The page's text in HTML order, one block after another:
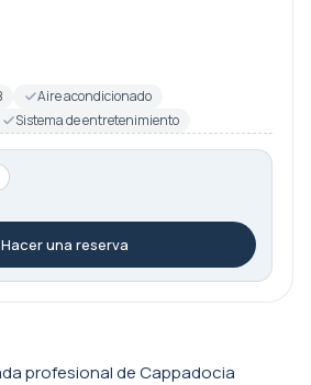
Aire acondicionado
Sistema de entretenimiento
Hacer una reserva
profesional de Cappadocia